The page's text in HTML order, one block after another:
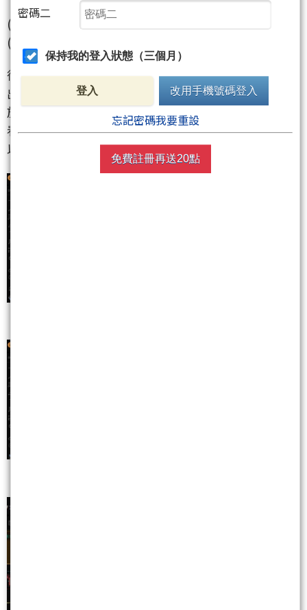
(上述是早上打給群組的文章)
(以下是下午到晚上~)
後來在下午我有依照我的規劃敲了一單，一樣是等他
出量下殺到重要的支撐線或趨勢線我才會有動作，至
於為什麼往多方看，早上有提到，賭他往上嘎，可以
看一下底下有出量的地方，幾乎都是上下緣邊界，所
以支撐壓力通了之後你就會很乖的等待到邊界才會動~
密碼二
保持我的登入狀態（三個月）
登入 改用手機號碼登入
忘記密碼我要重設
免費註冊再送20點